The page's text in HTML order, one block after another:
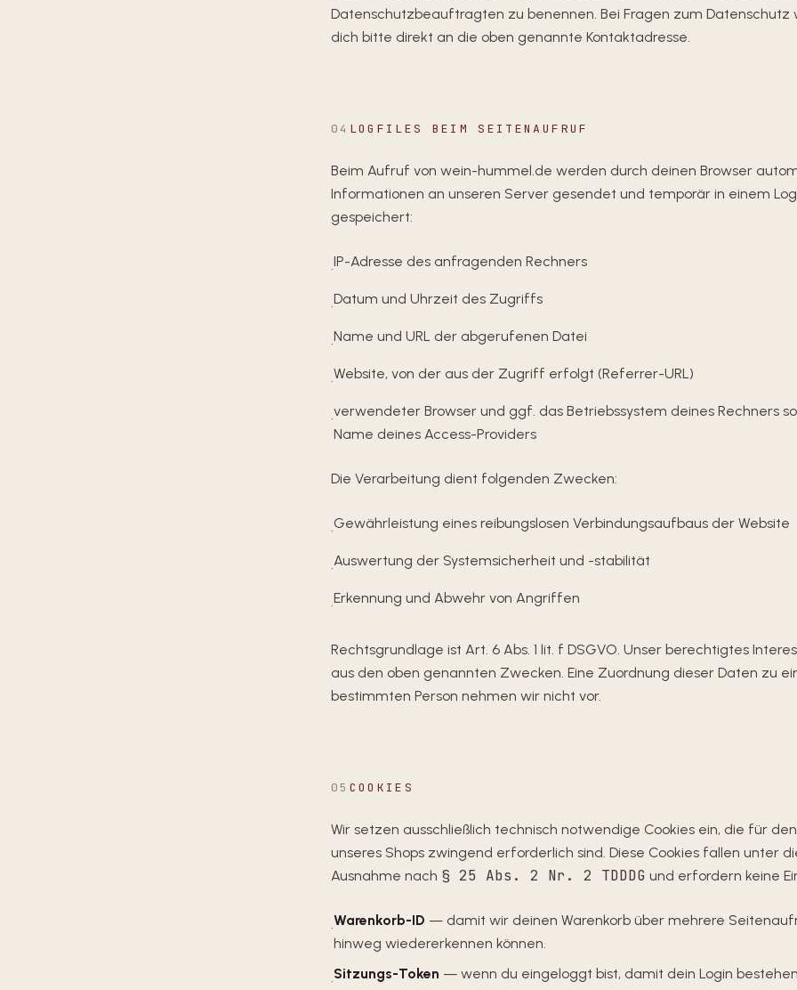
Datenschutzbeauftragten zu benennen. Bei Fragen zum Datenschutz
dich bitte direkt an die oben genannte Kontaktadresse.
04 LOGFILES BEIM SEITENAUFRUF
Beim Aufruf von wein-hummel.de werden durch deinen Browser
Informationen an unseren Server gesendet und temporär in einem
gespeichert:
·IP-Adresse des anfragenden Rechners
·Datum und Uhrzeit des Zugriffs
·Name und URL der abgerufenen Datei
·Website, von der aus der Zugriff erfolgt (Referrer-URL)
·verwendeter Browser und ggf. das Betriebssystem deines Rechners
Name deines Access-Providers
Die Verarbeitung dient folgenden Zwecken:
·Gewährleistung eines reibungslosen Verbindungsaufbaus der Website
·Auswertung der Systemsicherheit und -stabilität
·Erkennung und Abwehr von Angriffen
Rechtsgrundlage ist Art. 6 Abs. 1 lit. f DSGVO. Unser berechtigtes
aus den oben genannten Zwecken. Eine Zuordnung dieser Daten zu
bestimmten Person nehmen wir nicht vor.
05 COOKIES
Wir setzen ausschließlich technisch notwendige Cookies ein, die für
unseres Shops zwingend erforderlich sind. Diese Cookies fallen unter
Ausnahme nach § 25 Abs. 2 Nr. 2 TDDDG und erfordern keine
·Warenkorb-ID — damit wir deinen Warenkorb über mehrere
hinweg wiedererkennen können.
·Sitzungs-Token — wenn du eingeloggt bist, damit dein Login